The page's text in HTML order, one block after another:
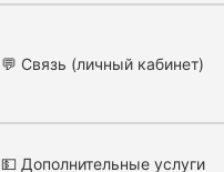
💬 Связь (личный кабинет)
💵 Дополнительные услуги